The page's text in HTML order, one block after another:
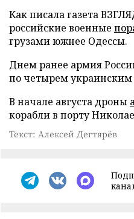
Как писала газета
российские военные
грузами южнее Одессы.
Днем ранее армия
по четырем украинским
В начале августа дроны
корабли в порту
Текст: Алексей Дегтярёв